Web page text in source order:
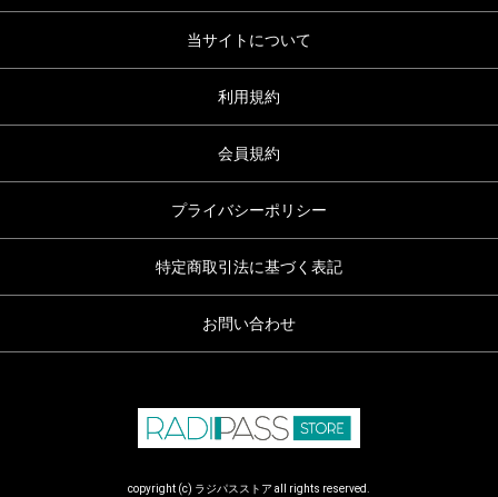
当サイトについて
利用規約
会員規約
プライバシーポリシー
特定商取引法に基づく表記
お問い合わせ
copyright (c) ラジパスストア all rights reserved.